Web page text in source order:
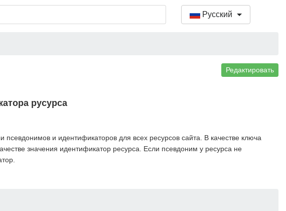
Русский
Редактировать
русурса
и идентификаторов для всех ресурсов сайта. В качестве ключа
значения идентификатор ресурса. Если псевдоним у ресурса не